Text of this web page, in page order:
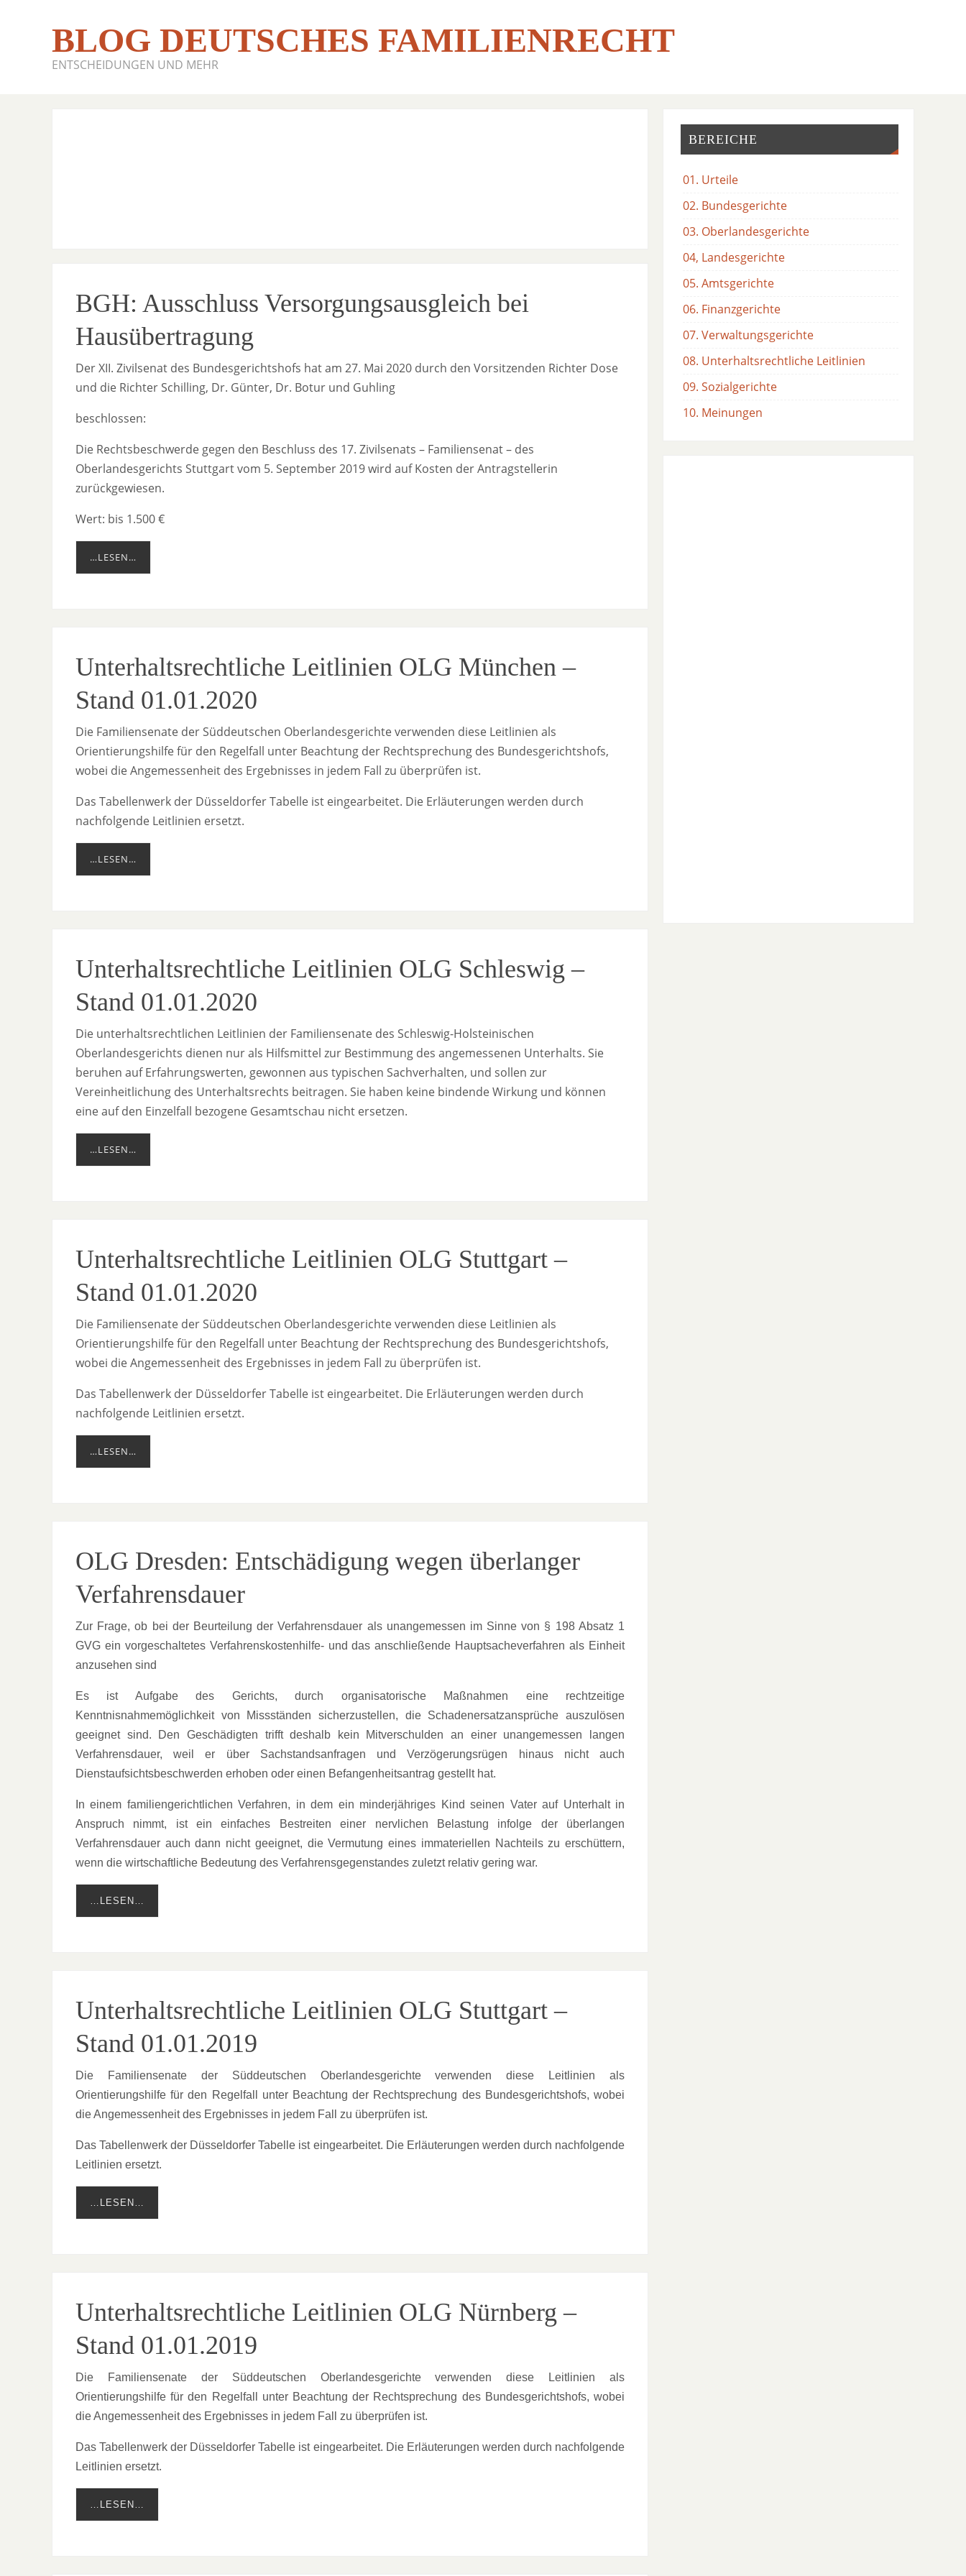
BLOG DEUTSCHES FAMILIENRECHT
ENTSCHEIDUNGEN UND MEHR
BGH: Ausschluss Versorgungsausgleich bei
Hausübertragung
Der XII. Zivilsenat des Bundesgerichtshofs hat am 27. Mai 2020 durch den Vorsitzenden Richter Dose
und die Richter Schilling, Dr. Günter, Dr. Botur und Guhling
beschlossen:
Die Rechtsbeschwerde gegen den Beschluss des 17. Zivilsenats – Familiensenat – des
Oberlandesgerichts Stuttgart vom 5. September 2019 wird auf Kosten der Antragstellerin
zurückgewiesen.
Wert: bis 1.500 €
…LESEN…
Unterhaltsrechtliche Leitlinien OLG München –
Stand 01.01.2020
Die Familiensenate der Süddeutschen Oberlandesgerichte verwenden diese Leitlinien als
Orientierungshilfe für den Regelfall unter Beachtung der Rechtsprechung des Bundesgerichtshofs,
wobei die Angemessenheit des Ergebnisses in jedem Fall zu überprüfen ist.
Das Tabellenwerk der Düsseldorfer Tabelle ist eingearbeitet. Die Erläuterungen werden durch
nachfolgende Leitlinien ersetzt.
…LESEN…
Unterhaltsrechtliche Leitlinien OLG Schleswig –
Stand 01.01.2020
Die unterhaltsrechtlichen Leitlinien der Familiensenate des Schleswig-Holsteinischen
Oberlandesgerichts dienen nur als Hilfsmittel zur Bestimmung des angemessenen Unterhalts. Sie
beruhen auf Erfahrungswerten, gewonnen aus typischen Sachverhalten, und sollen zur
Vereinheitlichung des Unterhaltsrechts beitragen. Sie haben keine bindende Wirkung und können
eine auf den Einzelfall bezogene Gesamtschau nicht ersetzen.
…LESEN…
Unterhaltsrechtliche Leitlinien OLG Stuttgart –
Stand 01.01.2020
Die Familiensenate der Süddeutschen Oberlandesgerichte verwenden diese Leitlinien als
Orientierungshilfe für den Regelfall unter Beachtung der Rechtsprechung des Bundesgerichtshofs,
wobei die Angemessenheit des Ergebnisses in jedem Fall zu überprüfen ist.
Das Tabellenwerk der Düsseldorfer Tabelle ist eingearbeitet. Die Erläuterungen werden durch
nachfolgende Leitlinien ersetzt.
…LESEN…
OLG Dresden: Entschädigung wegen überlanger
Verfahrensdauer
Zur Frage, ob bei der Beurteilung der Verfahrensdauer als unangemessen im Sinne von § 198 Absatz 1
GVG ein vorgeschaltetes Verfahrenskostenhilfe- und das anschließende Hauptsacheverfahren als Einheit
anzusehen sind
Es ist Aufgabe des Gerichts, durch organisatorische Maßnahmen eine rechtzeitige
Kenntnisnahmemöglichkeit von Missständen sicherzustellen, die Schadenersatzansprüche auszulösen
geeignet sind. Den Geschädigten trifft deshalb kein Mitverschulden an einer unangemessen langen
Verfahrensdauer, weil er über Sachstandsanfragen und Verzögerungsrügen hinaus nicht auch
Dienstaufsichtsbeschwerden erhoben oder einen Befangenheitsantrag gestellt hat.
In einem familiengerichtlichen Verfahren, in dem ein minderjähriges Kind seinen Vater auf Unterhalt in
Anspruch nimmt, ist ein einfaches Bestreiten einer nervlichen Belastung infolge der überlangen
Verfahrensdauer auch dann nicht geeignet, die Vermutung eines immateriellen Nachteils zu erschüttern,
wenn die wirtschaftliche Bedeutung des Verfahrensgegenstandes zuletzt relativ gering war.
…LESEN…
Unterhaltsrechtliche Leitlinien OLG Stuttgart –
Stand 01.01.2019
Die Familiensenate der Süddeutschen Oberlandesgerichte verwenden diese Leitlinien als
Orientierungshilfe für den Regelfall unter Beachtung der Rechtsprechung des Bundesgerichtshofs, wobei
die Angemessenheit des Ergebnisses in jedem Fall zu überprüfen ist.
Das Tabellenwerk der Düsseldorfer Tabelle ist eingearbeitet. Die Erläuterungen werden durch nachfolgende
Leitlinien ersetzt.
…LESEN…
Unterhaltsrechtliche Leitlinien OLG Nürnberg –
Stand 01.01.2019
Die Familiensenate der Süddeutschen Oberlandesgerichte verwenden diese Leitlinien als
Orientierungshilfe für den Regelfall unter Beachtung der Rechtsprechung des Bundesgerichtshofs, wobei
die Angemessenheit des Ergebnisses in jedem Fall zu überprüfen ist.
Das Tabellenwerk der Düsseldorfer Tabelle ist eingearbeitet. Die Erläuterungen werden durch nachfolgende
Leitlinien ersetzt.
…LESEN…
BEREICHE
01. Urteile
02. Bundesgerichte
03. Oberlandesgerichte
04, Landesgerichte
05. Amtsgerichte
06. Finanzgerichte
07. Verwaltungsgerichte
08. Unterhaltsrechtliche Leitlinien
09. Sozialgerichte
10. Meinungen